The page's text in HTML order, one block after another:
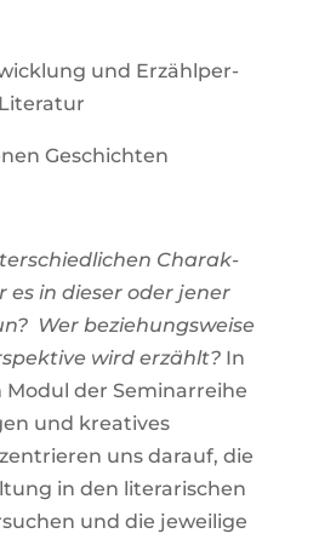
und Erzähl­per­
Geschichten
Cha­rak­
es in dieser oder jener
Wer bezie­hungs­weise
wird erzählt?In
Modul der Semi­nar­reihe
und krea­tives
uns darauf, die
in den lite­ra­ri­schen
und die jewei­lige